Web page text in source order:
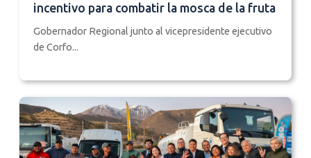
incentivo para combatir la mosca de la fruta
Gobernador Regional junto al vicepresidente ejecutivo
de Corfo...